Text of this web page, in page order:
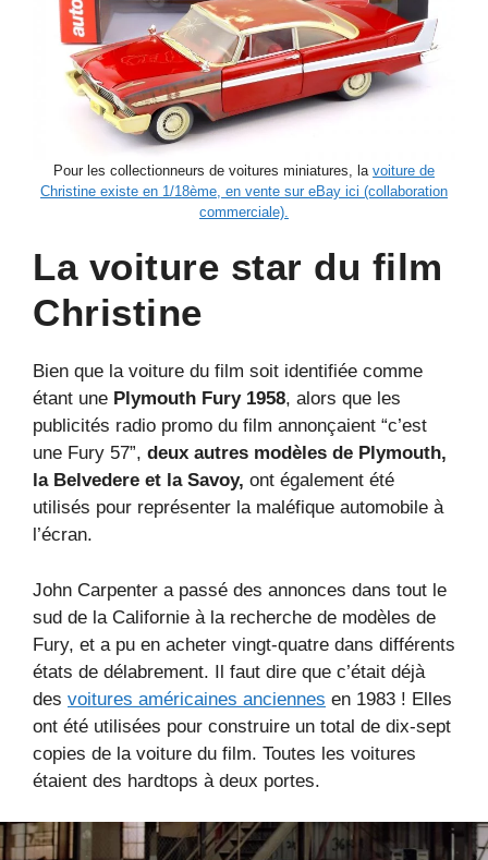
Pour les collectionneurs de voitures miniatures, la voiture de
Christine existe en 1/18ème, en vente sur eBay ici (collaboration
commerciale).
La voiture star du film
Christine
Bien que la voiture du film soit identifiée comme
étant une Plymouth Fury 1958, alors que les
publicités radio promo du film annonçaient “c’est
une Fury 57”, deux autres modèles de Plymouth,
la Belvedere et la Savoy, ont également été
utilisés pour représenter la maléfique automobile à
l’écran.
John Carpenter a passé des annonces dans tout le
sud de la Californie à la recherche de modèles de
Fury, et a pu en acheter vingt-quatre dans différents
états de délabrement. Il faut dire que c’était déjà
des voitures américaines anciennes en 1983 ! Elles
ont été utilisées pour construire un total de dix-sept
copies de la voiture du film. Toutes les voitures
étaient des hardtops à deux portes.